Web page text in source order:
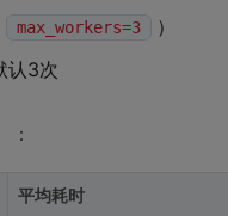
max_workers=3
）
认3次
：
平均耗时